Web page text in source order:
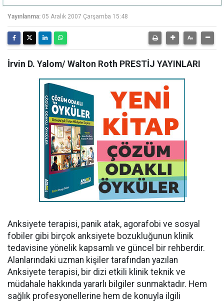
Yayınlanma: 05 Aralık 2007 Çarşamba 15:48
İrvin D. Yalom/ Walton Roth PRESTİJ YAYINLARI
Anksiyete terapisi, panik atak, agorafobi ve sosyal
fobiler gibi birçok anksiyete bozukluğunun klinik
tedavisine yönelik kapsamlı ve güncel bir rehberdir.
Alanlarındaki uzman kişiler tarafından yazılan
Anksiyete terapisi, bir dizi etkili klinik teknik ve
müdahale hakkında yararlı bilgiler sunmaktadır. Hem
sağlık profesyonellerine hem de konuyla ilgili